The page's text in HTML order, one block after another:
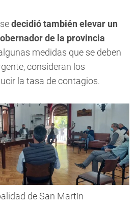
decidió también elevar un
de la provincia
medidas que se deben
consideran los
la tasa de contagios.
de San Martín